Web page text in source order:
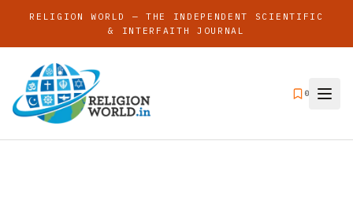
RELIGION WORLD — THE INDEPENDENT SCIENTIFIC
& INTERFAITH JOURNAL
0